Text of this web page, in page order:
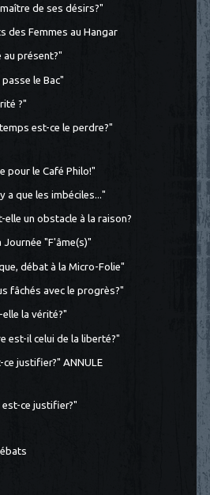
de ses désirs?"
des Femmes au Hangar
au présent?"
le Bac"
?"
est-ce le perdre?"
pour le Café Philo!"
a que les imbéciles..."
un obstacle à la raison?
Journée "F'âme(s)"
débat à la Micro-Folie"
fâchés avec le progrès?"
la vérité?"
est-il celui de la liberté?"
justifier?" ANNULE
ce justifier?"